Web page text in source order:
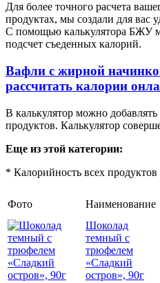
Для более точного расчета
продуктах, мы создали для вас
С помощью калькулятора БЖУ
подсчет съеденных калорий.
Вафли с жирной
рассчитать калории
В калькулятор можно
продуктов. Калькулятор
Еще из этой категории:
* Калорийность всех продуктов
Фото Наименование
Шоколад
темный с
трюфелем
«Сладкий
остров», 90г